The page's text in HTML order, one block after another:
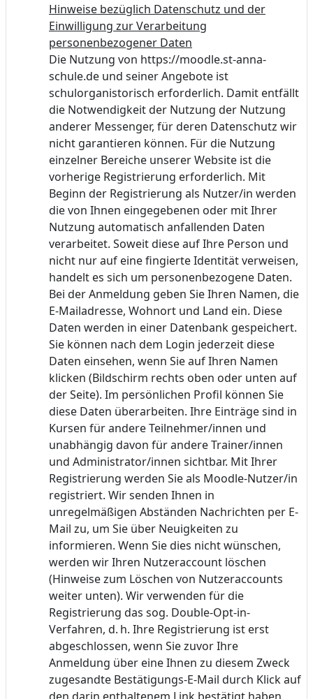
Hinweise bezüglich Datenschutz und der
Einwilligung zur Verarbeitung
personenbezogener Daten
Die Nutzung von https://moodle.st-anna-
schule.de und seiner Angebote ist
schulorganistorisch erforderlich. Damit entfällt
die Notwendigkeit der Nutzung der Nutzung
anderer Messenger, für deren Datenschutz wir
nicht garantieren können. Für die Nutzung
einzelner Bereiche unserer Website ist die
vorherige Registrierung erforderlich. Mit
Beginn der Registrierung als Nutzer/in werden
die von Ihnen eingegebenen oder mit Ihrer
Nutzung automatisch anfallenden Daten
verarbeitet. Soweit diese auf Ihre Person und
nicht nur auf eine fingierte Identität verweisen,
handelt es sich um personenbezogene Daten.
Bei der Anmeldung geben Sie Ihren Namen, die
E-Mailadresse, Wohnort und Land ein. Diese
Daten werden in einer Datenbank gespeichert.
Sie können nach dem Login jederzeit diese
Daten einsehen, wenn Sie auf Ihren Namen
klicken (Bildschirm rechts oben oder unten auf
der Seite). Im persönlichen Profil können Sie
diese Daten überarbeiten. Ihre Einträge sind in
Kursen für andere Teilnehmer/innen und
unabhängig davon für andere Trainer/innen
und Administrator/innen sichtbar. Mit Ihrer
Registrierung werden Sie als Moodle-Nutzer/in
registriert. Wir senden Ihnen in
unregelmäßigen Abständen Nachrichten per E-
Mail zu, um Sie über Neuigkeiten zu
informieren. Wenn Sie dies nicht wünschen,
werden wir Ihren Nutzeraccount löschen
(Hinweise zum Löschen von Nutzeraccounts
weiter unten). Wir verwenden für die
Registrierung das sog. Double-Opt-in-
Verfahren, d. h. Ihre Registrierung ist erst
abgeschlossen, wenn Sie zuvor Ihre
Anmeldung über eine Ihnen zu diesem Zweck
zugesandte Bestätigungs-E-Mail durch Klick auf